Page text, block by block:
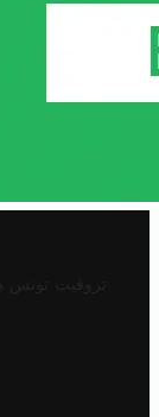
تروفيت تونس